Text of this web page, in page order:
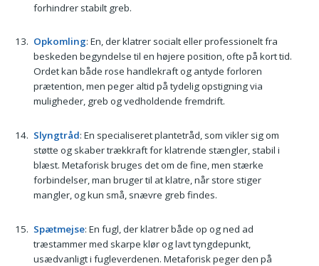
forhindrer stabilt greb.
Opkomling: En, der klatrer socialt eller professionelt fra
beskeden begyndelse til en højere position, ofte på kort tid.
Ordet kan både rose handlekraft og antyde forloren
prætention, men peger altid på tydelig opstigning via
muligheder, greb og vedholdende fremdrift.
Slyngtråd: En specialiseret plante­tråd, som vikler sig om
støtte og skaber trækkraft for klatrende stængler, stabil i
blæst. Metaforisk bruges det om de fine, men stærke
forbindelser, man bruger til at klatre, når store stiger
mangler, og kun små, snævre greb findes.
Spætmejse: En fugl, der klatrer både op og ned ad
træstammer med skarpe klør og lavt tyngdepunkt,
usædvanligt i fugleverdenen. Metaforisk peger den på